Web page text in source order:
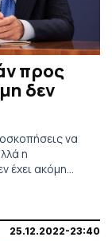
προς
δεν
να
η
έχει ακόμη
25.12.2022-23:40